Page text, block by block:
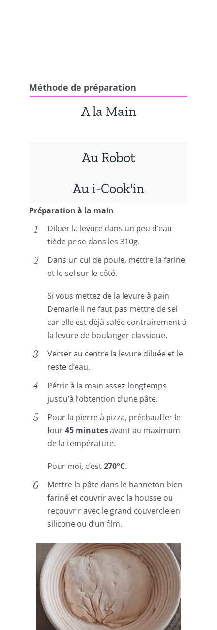
Méthode de préparation
A la Main
Au Robot
Au i-Cook'in
Préparation à la main
Diluer la levure dans un peu d’eau
tiède prise dans les 310g.
Dans un cul de poule, mettre la farine
et le sel sur le côté.
Si vous mettez de la levure à pain
Demarle il ne faut pas mettre de sel
car elle est déjà salée contrairement à
la levure de boulanger classique.
Verser au centre la levure diluée et le
reste d’eau.
Pétrir à la main assez longtemps
jusqu’à l’obtention d’une pâte.
Pour la pierre à pizza, préchauffer le
four45 minutesavant au maximum
de la température.
Pour moi, c’est270°C.
Mettre la pâte dans le banneton bien
fariné et couvrir avec la housse ou
recouvrir avec le grand couvercle en
silicone ou d’un film.